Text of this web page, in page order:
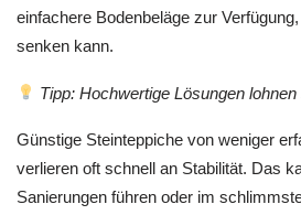
einfachere Bodenbeläge zur
senken kann.
Tipp: Hochwertige Lösungen
Günstige Steinteppiche von weniger
verlieren oft schnell an Stabilität. Das
Sanierungen führen oder im